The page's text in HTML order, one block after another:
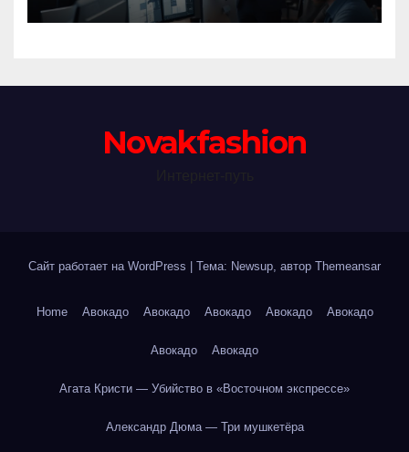
Novakfashion
Сайт работает на WordPress Тема: Newsup, автор Themeansar
Home Авокадо Авокадо Авокадо Авокадо Авокадо
Авокадо Авокадо
Агата Кристи — Убийство в «Восточном экспрессе»
Александр Дюма — Три мушкетёра